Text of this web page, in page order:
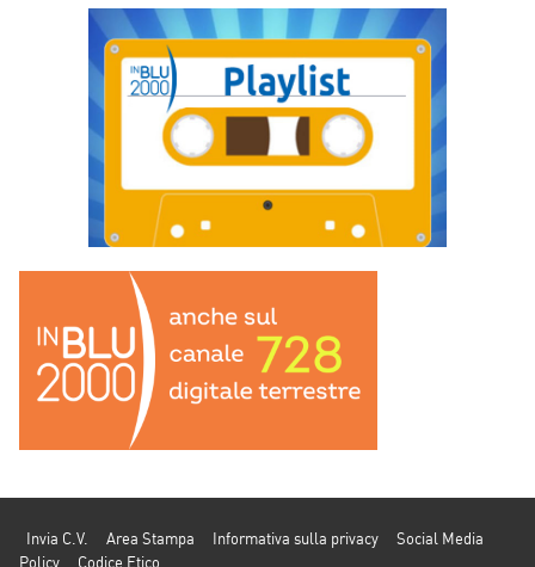
Invia C.V. Area Stampa Informativa sulla privacy
Social Media
Policy
Codice Etico